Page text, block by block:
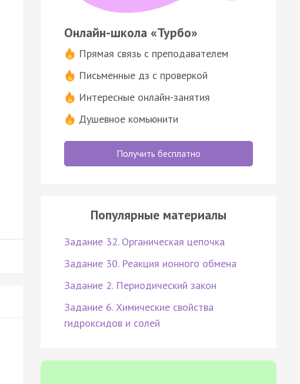
Онлайн-школа «Турбо»
Прямая связь с преподавателем
Письменные дз с проверкой
Интересные онлайн-занятия
Душевное комьюнити
Получить бесплатно
Популярные материалы
Задание 32. Органическая цепочка
Задание 30. Реакция ионного обмена
Задание 2. Периодический закон
Задание 6. Химические свойства
гидроксидов и солей